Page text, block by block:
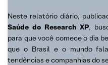
Neste relatório diário,
Saúde do Research XP,
para que você comece o dia
que o Brasil e o mundo
tendências e companhias do